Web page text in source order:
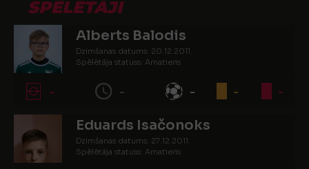
SPĒLĒTĀJI
Alberts Balodis
Dzimšanas datums: 20.12.2011.
Spēlētāja statuss: Amatieris
- - - - -
Eduards Isačonoks
Dzimšanas datums: 27.12.2011.
Spēlētāja statuss: Amatieris